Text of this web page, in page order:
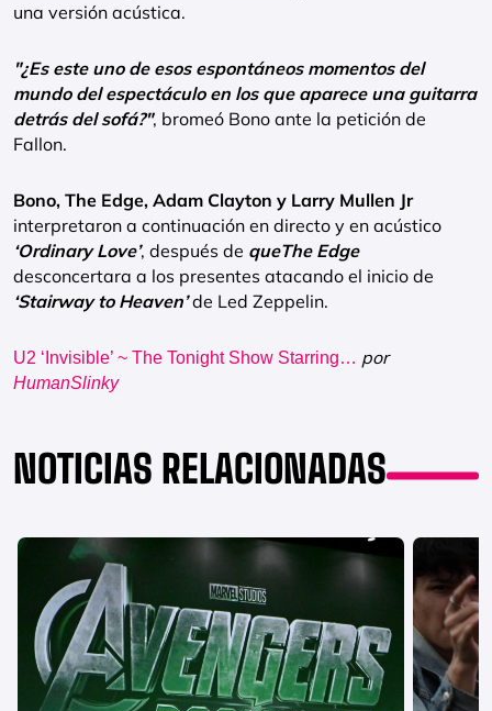
una versión acústica.
"¿Es este uno de esos espontáneos momentos del
mundo del espectáculo en los que aparece una guitarra
detrás del sofá?", bromeó Bono ante la petición de
Fallon.
Bono, The Edge, Adam Clayton y Larry Mullen Jr
interpretaron a continuación en directo y en acústico
‘Ordinary Love’, después de queThe Edge
desconcertara a los presentes atacando el inicio de
‘Stairway to Heaven’de Led Zeppelin.
U2 ‘Invisible’ ~ The Tonight Show Starring… por
HumanSlinky
NOTICIAS RELACIONADAS